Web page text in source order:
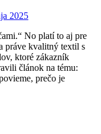
2025
No platí to aj pre
práve kvalitný textil s
ktoré zákazník
článok na tému:
prečo je